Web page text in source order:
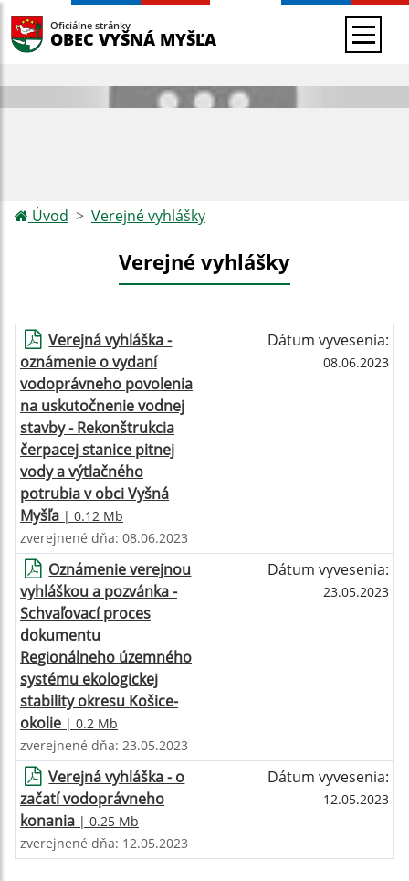
Oficiálne stránky
OBEC VYŠNÁ MYŠĽA
Úvod Verejné vyhlášky
Verejné vyhlášky
Verejná vyhláška -
oznámenie o vydaní
vodoprávneho povolenia
na uskutočnenie vodnej
stavby - Rekonštrukcia
čerpacej stanice pitnej
vody a výtlačného
potrubia v obci Vyšná
Myšľa | 0.12 Mb
Dátum vyvesenia:
08.06.2023
zverejnené dňa: 08.06.2023
Oznámenie verejnou
vyhláškou a pozvánka -
Schvaľovací proces
dokumentu
Regionálneho územného
systému ekologickej
stability okresu Košice-
okolie | 0.2 Mb
Dátum vyvesenia:
23.05.2023
zverejnené dňa: 23.05.2023
Verejná vyhláška - o
začatí vodoprávneho
konania | 0.25 Mb
Dátum vyvesenia:
12.05.2023
zverejnené dňa: 12.05.2023